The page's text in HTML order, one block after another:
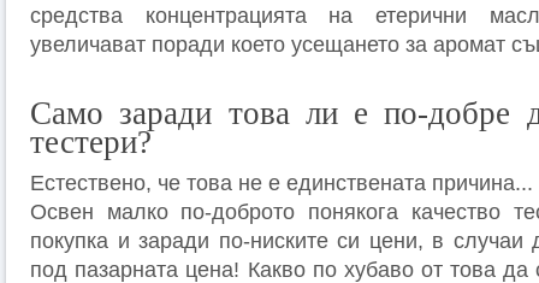
средства концентрацията на етерични
увеличават поради което усещането за аромат
Само заради това ли е по-добре
тестери?
Естествено, че това не е единствената причина...
Освен малко по-доброто понякога качество
покупка и заради по-ниските си цени, в
под пазарната цена! Какво по хубаво от това да